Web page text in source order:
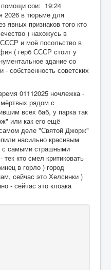
сои: 19:24
2026 в тюрьме для
явных признаков того кто
) нахожусь в
и моё посольство в
( герб СССР стоит у
здание со
собственность советских
01112025 ночлежка -
рядом с
всех баб, у парка так
или как его ещё
деле "Святой Джорж"
насильно красивым
с самыми страшными
кто смел критиковать
в горло ) город
сейчас это Хелсинки )
- сейчас это клоака